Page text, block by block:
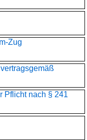
Zug
Pflicht nach § 241